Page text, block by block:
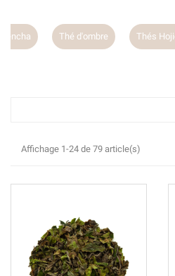
Thé d'ombre Thés Hojicha
Affichage 1-24 de 79 article(s)